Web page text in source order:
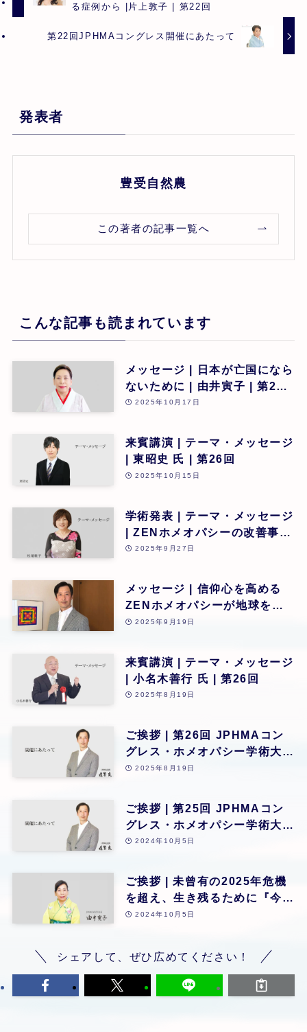
る症例から |片上敦子 | 第22回
第22回JPHMAコングレス開催にあたって
発表者
豊受自然農
この著者の記事一覧へ
こんな記事も読まれています
メッセージ | 日本が亡国になら
ないために | 由井寅子 | 第26
回2025年10月17日
来賓講演 | テーマ・メッセージ
| 東昭史 氏 | 第26回
2025年10月15日
学術発表 | テーマ・メッセージ
| ZENホメオパシーの改善事
例、抗疥癬治療の新たな発見・
2025年9月27日
メッセージ | 信仰心を高める
ZENホメオパシーが地球を救
うカギとなる | 道繁良 | 第26
2025年9月19日
来賓講演 | テーマ・メッセージ
| 小名木善行 氏 | 第26回
2025年8月19日
ご挨拶 | 第26回 JPHMAコン
グレス・ホメオパシー学術大会
開催にあたって | 第26回
2025年8月19日
ご挨拶 | 第25回 JPHMAコン
グレス・ホメオパシー学術大会
開催にあたって | 第25回
2024年10月5日
ご挨拶 | 未曾有の2025年危機
を超え、生き残るために『今求
められる霊性向上とZENホメ
2024年10月5日
シェアして、ぜひ広めてください！